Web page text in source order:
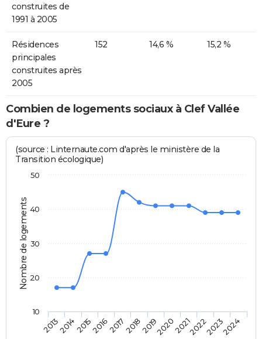
construites de
1991 à 2005
Résidences
principales
construites après
2005
152 14,6 % 15,2 %
Combien de logements sociaux à Clef Vallée
d'Eure ?
Nombre de logements
(source : Linternaute.com d'après le ministère de la
Transition écologique)
201320142015201620172018201920202021202220232024
10
20
30
40
50